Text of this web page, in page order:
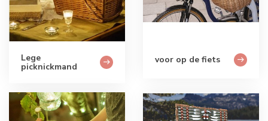
Lege
picknickmand
voor op de fiets